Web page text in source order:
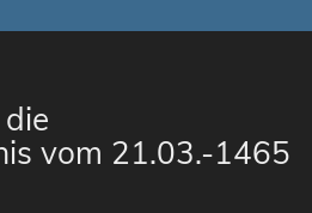
vom 21.03.-1465